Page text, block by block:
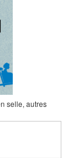
selle, autres